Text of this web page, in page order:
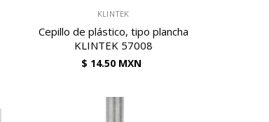
KLINTEK
Cepillo de plástico, tipo plancha
KLINTEK 57008
$ 14.50 MXN